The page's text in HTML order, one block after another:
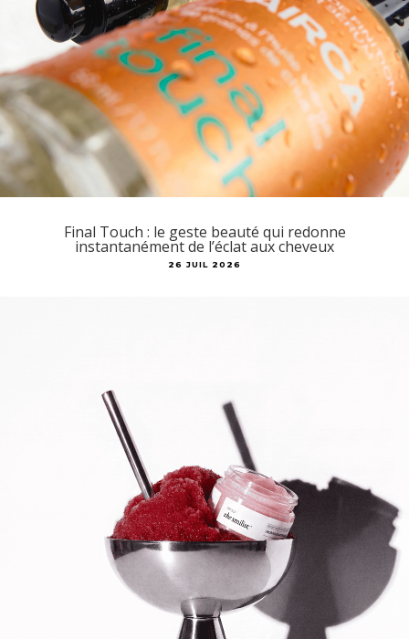
Final Touch : le geste beauté qui redonne
instantanément de l’éclat aux cheveux
26 JUIL 2026